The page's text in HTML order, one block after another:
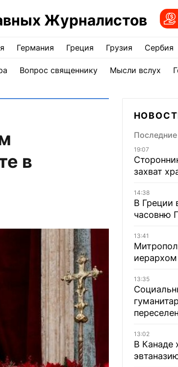
Журналистов
Германия Греция Грузия Сербия
Вопрос священнику Мысли вслух
в
Последние
19:07
захват
14:38
В Греции
часовню
13:41
13:35
13:02
В Канаде